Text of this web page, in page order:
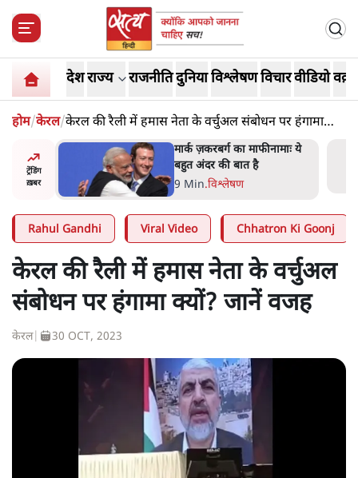
देशराज्य राजनीतिदुनियाविश्लेषणविचारवीडियो
होम/केरल/केरल की रैली में हमास नेता के वर्चुअल संबोधन पर हंगामा
क्यों? जानें वजह
ट्रेंडिंग
ख़बर
भागवत
मार्क ज़करबर्ग का माफीनामाः ये
बहुत अंदर की बात है
9 Min.विश्लेषण
Rahul Gandhi Viral Video Chhatron Ki Goonj
केरल की रैली में हमास नेता के वर्चुअल
संबोधन पर हंगामा क्यों? जानें वजह
केरल| 30 OCT, 2023